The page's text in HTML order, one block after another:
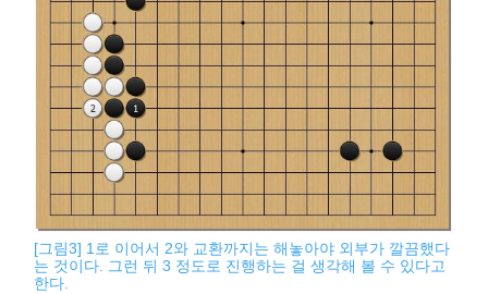
[그림3] 1로 이어서 2와 교환까지는 해놓아야 외부가 깔끔했다
는 것이다. 그런 뒤 3 정도로 진행하는 걸 생각해 볼 수 있다고
한다.